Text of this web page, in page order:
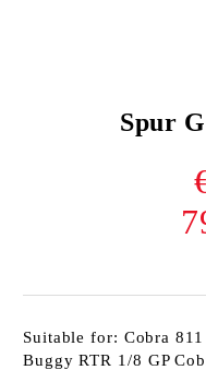
Spur
Suitable for: Cobra
Buggy RTR 1/8 GP